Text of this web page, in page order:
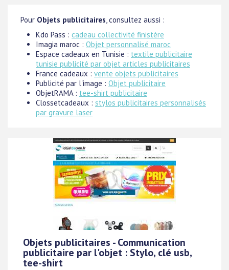
Pour Objets publicitaires, consultez aussi :
Kdo Pass : cadeau collectivité finistère
Imagia maroc : Objet personnalisé maroc
Espace cadeaux en Tunisie : textile publicitaire
tunisie publicité par objet articles publicitaires
France cadeaux : vente objets publicitaires
Publicité par l'image : Objet publicitaire
ObjetRAMA : tee-shirt publicitaire
Clossetcadeaux : stylos publicitaires personnalisés
par gravure laser
Objets publicitaires - Communication
publicitaire par l'objet : Stylo, clé usb,
tee-shirt